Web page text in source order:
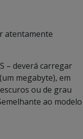
atentamente
– deverá carregar
megabyte), em
ou de grau
ao modelo